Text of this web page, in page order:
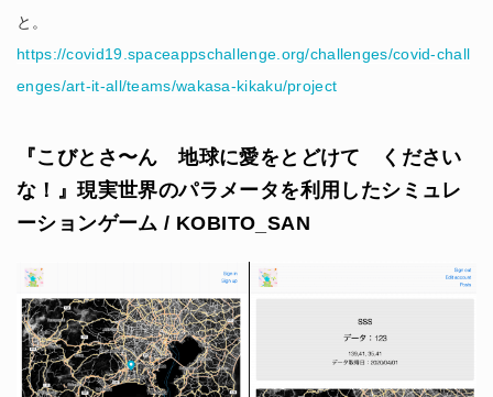
と。
https://covid19.spaceappschallenge.org/challenges/covid-chall
enges/art-it-all/teams/wakasa-kikaku/project
『こびとさ〜ん 地球に愛をとどけて ください
な！』現実世界のパラメータを利用したシミュレ
ーションゲーム / KOBITO_SAN